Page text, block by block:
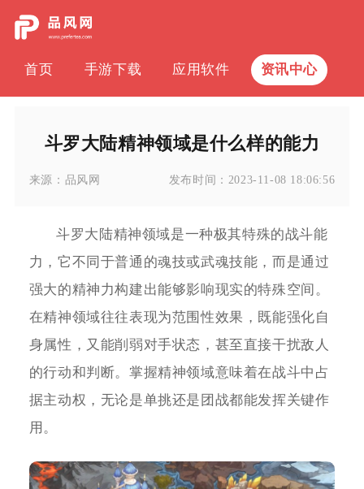
首页 手游下载 应用软件 资讯中心
斗罗大陆精神领域是什么样的能力
来源： 品风网 发布时间： 2023-11-08 18:06:56
斗罗大陆精神领域是一种极其特殊的战斗能
力，它不同于普通的魂技或武魂技能，而是通过
强大的精神力构建出能够影响现实的特殊空间。
在精神领域往往表现为范围性效果，既能强化自
身属性，又能削弱对手状态，甚至直接干扰敌人
的行动和判断。掌握精神领域意味着在战斗中占
据主动权，无论是单挑还是团战都能发挥关键作
用。